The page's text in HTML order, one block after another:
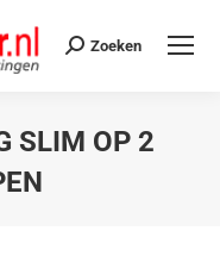
Zoeken
SLIM OP 2